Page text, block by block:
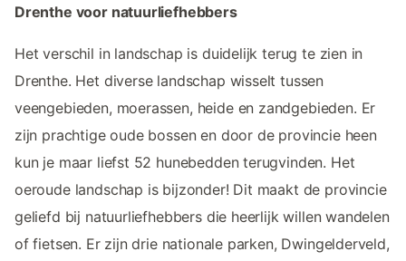
Drenthe voor natuurliefhebbers
Het verschil in landschap is duidelijk terug te zien in
Drenthe. Het diverse landschap wisselt tussen
veengebieden, moerassen, heide en zandgebieden. Er
zijn prachtige oude bossen en door de provincie heen
kun je maar liefst 52 hunebedden terugvinden. Het
oeroude landschap is bijzonder! Dit maakt de provincie
geliefd bij natuurliefhebbers die heerlijk willen wandelen
of fietsen. Er zijn drie nationale parken, Dwingelderveld,